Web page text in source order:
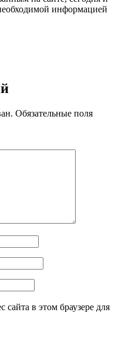
информацией
Обязательные поля
в этом браузере для